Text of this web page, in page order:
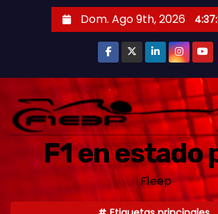
Dom. Ago 9th, 2026
F1 en estado
F1eep